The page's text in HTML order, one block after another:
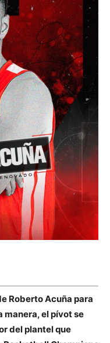
Roberto Acuña para
manera, el pívot se
del plantel que